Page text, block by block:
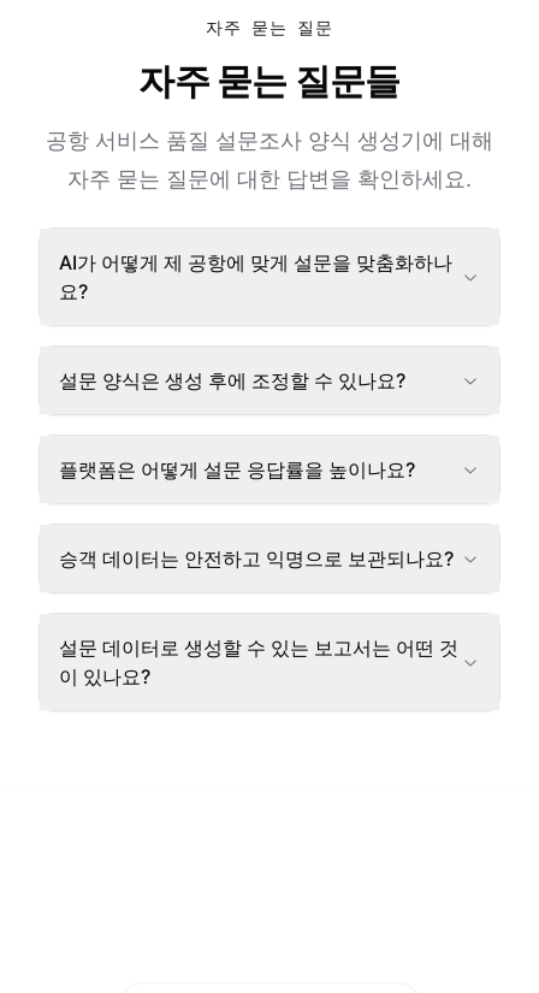
자주 묻는 질문
자주 묻는 질문들
공항 서비스 품질 설문조사 양식 생성기에 대해
자주 묻는 질문에 대한 답변을 확인하세요.
AI가 어떻게 제 공항에 맞게 설문을 맞춤화하나
요?
설문 양식은 생성 후에 조정할 수 있나요?
플랫폼은 어떻게 설문 응답률을 높이나요?
승객 데이터는 안전하고 익명으로 보관되나요?
설문 데이터로 생성할 수 있는 보고서는 어떤 것
이 있나요?